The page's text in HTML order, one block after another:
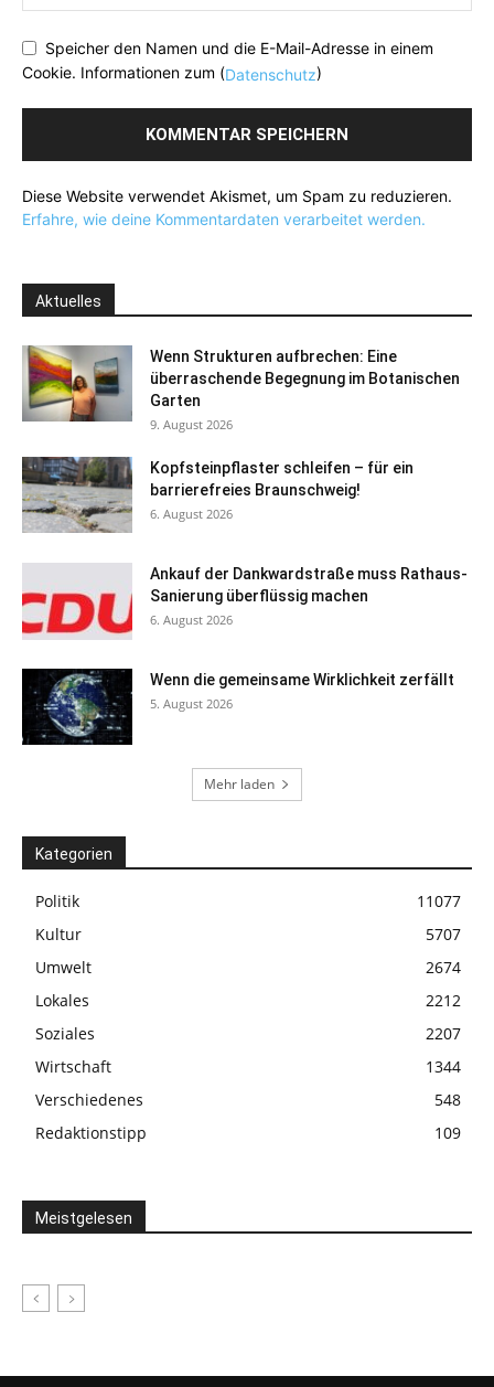
Speicher den Namen und die E-Mail-Adresse in einem
Cookie. Informationen zum (Datenschutz)
Diese Website verwendet Akismet, um Spam zu reduzieren.
Erfahre, wie deine Kommentardaten verarbeitet werden.
Aktuelles
Wenn Strukturen aufbrechen: Eine
überraschende Begegnung im Botanischen
Garten
9. August 2026
Kopfsteinpflaster schleifen – für ein
barrierefreies Braunschweig!
6. August 2026
Ankauf der Dankwardstraße muss Rathaus-
Sanierung überflüssig machen
6. August 2026
Wenn die gemeinsame Wirklichkeit zerfällt
5. August 2026
Mehr laden
Kategorien
Politik
11077
Kultur
5707
Umwelt
2674
Lokales
2212
Soziales
2207
Wirtschaft
1344
Verschiedenes
548
Redaktionstipp
109
Meistgelesen